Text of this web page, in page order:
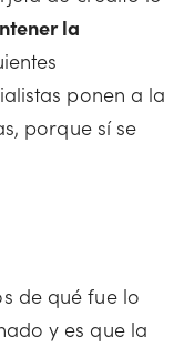
la
ponen a la
porque sí se
de qué fue lo
y es que la